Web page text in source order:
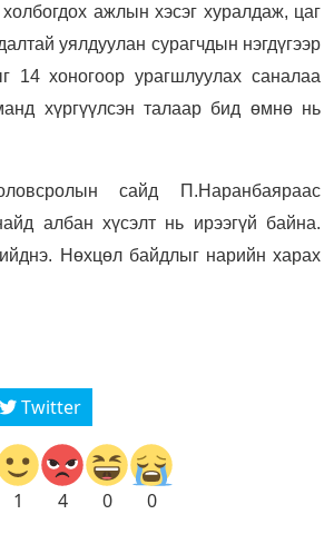
ажлын хэсэг хуралдаж, цаг
уялдуулан сурагчдын нэгдүгээр
14 хоногоор урагшлуулах саналаа
хүргүүлсэн талаар бид өмнө нь
сайд П.Наранбаяраас
албан хүсэлт нь ирээгүй байна.
Нөхцөл байдлыг нарийн харах
Twitter
1 4 0 0